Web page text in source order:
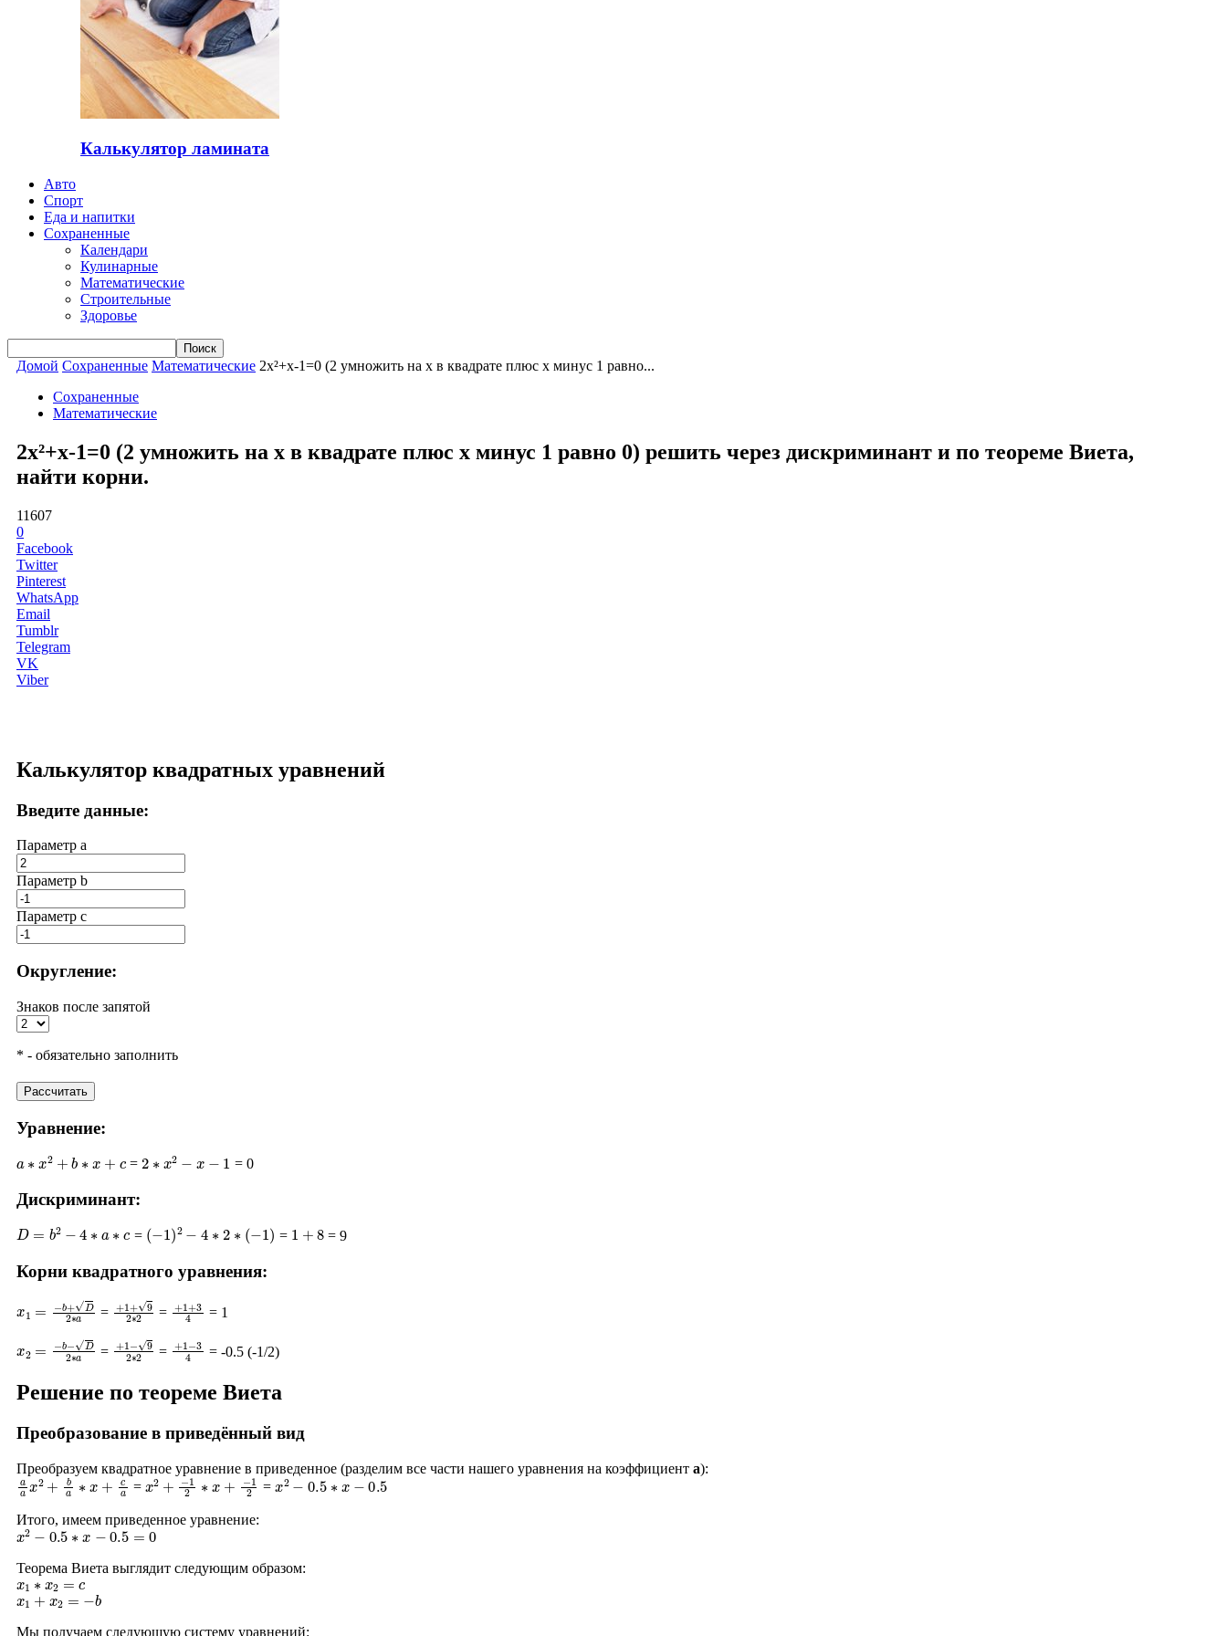
Калькулятор ламината
Авто
Спорт
Еда и напитки
Сохраненные
Календари
Кулинарные
Математические
Строительные
Здоровье
Домой Сохраненные Математические 2x²+x-1=0 (2 умножить на x в квадрате плюс x минус 1 равно...
Сохраненные
Математические
2x²+x-1=0 (2 умножить на x в квадрате плюс x минус 1 равно 0) решить через дискриминант и по теореме Виета,
найти корни.
11607
0
Facebook
Twitter
Pinterest
WhatsApp
Email
Tumblr
Telegram
VK
Viber
Калькулятор квадратных уравнений
Введите данные:
Параметр a
Параметр b
Параметр с
Округление:
Знаков после запятой
* - обязательно заполнить
Рассчитать
Уравнение:
2 b ∗ = 2 2 = 0
Дискриминант:
D= 2− a = (− 1 )2− ∗ ∗ −1 = 1 +8 = 9
Корни квадратного уравнения:
+ D2∗ = + 1 + 92 = + 1 +3 = 1
b−D2∗ = +1−92 2
= +1−3 = -0.5 (-1/2)
Решение по теореме Виета
Преобразование в приведённый вид
Преобразуем квадратное уравнение в приведенное (разделим все части нашего уравнения на коэффициент a):
aax2+ba∗x+ca = x2+−12∗x+−1 2 =x2−0.5∗x−0.5
Итого, имеем приведенное уравнение:
x2−0.5∗x−0.5=0
Теорема Виета выглядит следующим образом:
x1∗x2= c
x1 + x2 =− b
Мы получаем следующую систему уравнений: